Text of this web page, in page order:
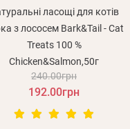
ласощі для котів
з лососем Bark&Tail - Cat
Treats 100 %
Chicken&Salmon,50г
240.00грн
192.00грн